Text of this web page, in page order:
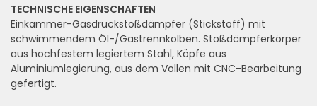
TECHNISCHE EIGENSCHAFTEN
Einkammer-Gasdruckstoßdämpfer (Stickstoff) mit
schwimmendem Öl-/Gastrennkolben. Stoßdämpferkörper
aus hochfestem legiertem Stahl, Köpfe aus
Aluminiumlegierung, aus dem Vollen mit CNC-Bearbeitung
gefertigt.